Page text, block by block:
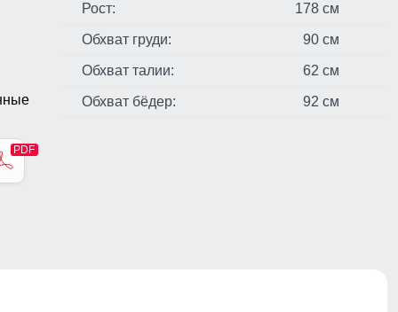
Рост: 178 см
Обхват груди: 90 см
Обхват талии: 62 см
Обхват бёдер: 92 см